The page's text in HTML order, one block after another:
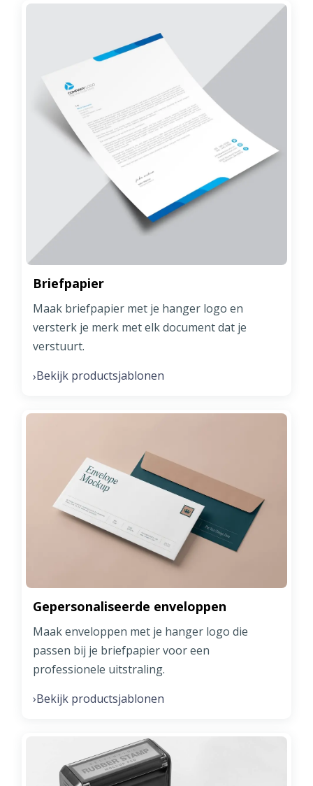
Briefpapier
Maak briefpapier met je hanger logo en
versterk je merk met elk document dat je
verstuurt.
›Bekijk productsjablonen
Gepersonaliseerde enveloppen
Maak enveloppen met je hanger logo die
passen bij je briefpapier voor een
professionele uitstraling.
›Bekijk productsjablonen